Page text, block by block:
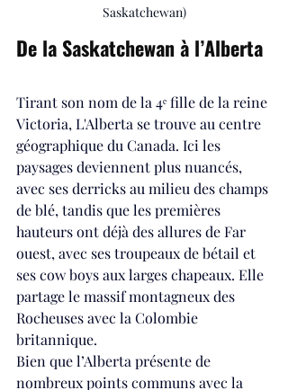
Saskatchewan)
De la Saskatchewan à l’Alberta
Tirant son nom de la 4ᵉ fille de la reine
Victoria, L'Alberta se trouve au centre
géographique du Canada. Ici les
paysages deviennent plus nuancés,
avec ses derricks au milieu des champs
de blé, tandis que les premières
hauteurs ont déjà des allures de Far
ouest, avec ses troupeaux de bétail et
ses cow boys aux larges chapeaux. Elle
partage le massif montagneux des
Rocheuses avec la Colombie
britannique.
Bien que l’Alberta présente de
nombreux points communs avec la